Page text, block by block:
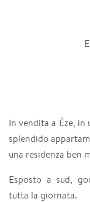
In vendita a Èze,
splendido
una residenza ben
Esposto a sud,
tutta la giornata.